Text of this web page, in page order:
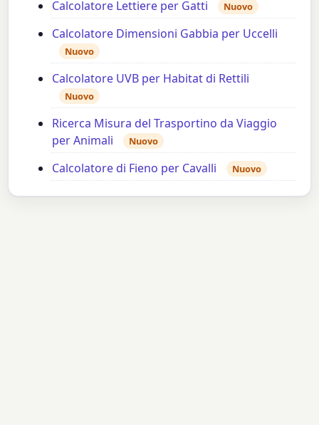
Calcolatore Lettiere per Gatti Nuovo
Calcolatore Dimensioni Gabbia per Uccelli
Nuovo
Calcolatore UVB per Habitat di Rettili
Nuovo
Ricerca Misura del Trasportino da Viaggio
per Animali
Nuovo
Calcolatore di Fieno per Cavalli Nuovo